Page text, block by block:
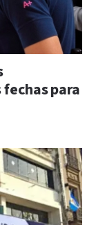
para